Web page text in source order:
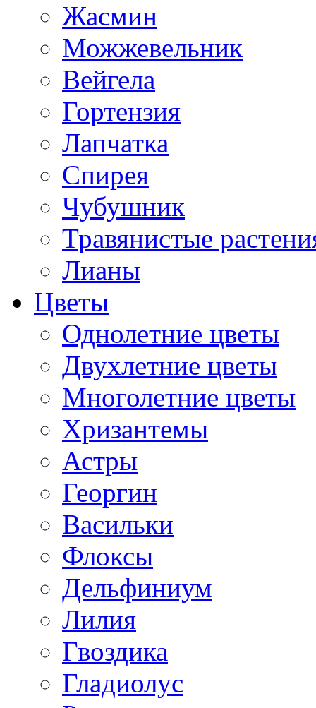
Жасмин
Можжевельник
Вейгела
Гортензия
Лапчатка
Спирея
Чубушник
Травянистые
Лианы
Цветы
Однолетние цветы
Двухлетние цветы
Многолетние цветы
Хризантемы
Астры
Георгин
Васильки
Флоксы
Дельфиниум
Лилия
Гвоздика
Гладиолус